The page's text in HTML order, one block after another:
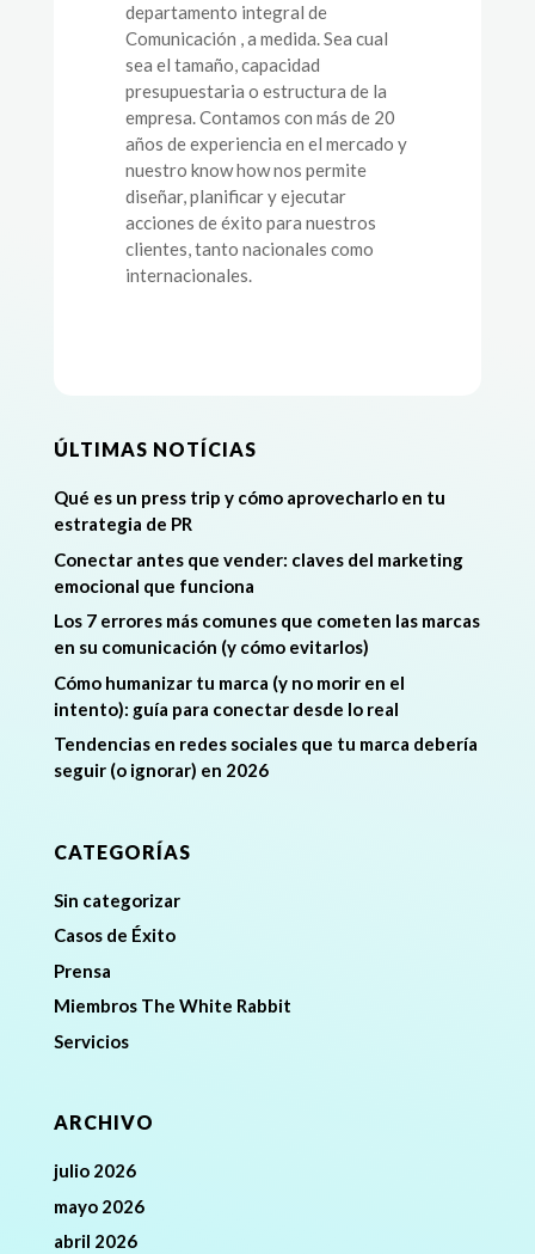
departamento integral de
Comunicación , a medida. Sea cual
sea el tamaño, capacidad
presupuestaria o estructura de la
empresa. Contamos con más de 20
años de experiencia en el mercado y
nuestro know how nos permite
diseñar, planificar y ejecutar
acciones de éxito para nuestros
clientes, tanto nacionales como
internacionales.
ÚLTIMAS NOTÍCIAS
Qué es un press trip y cómo aprovecharlo en tu
estrategia de PR
Conectar antes que vender: claves del marketing
emocional que funciona
Los 7 errores más comunes que cometen las marcas
en su comunicación (y cómo evitarlos)
Cómo humanizar tu marca (y no morir en el
intento): guía para conectar desde lo real
Tendencias en redes sociales que tu marca debería
seguir (o ignorar) en 2026
CATEGORÍAS
Sin categorizar
Casos de Éxito
Prensa
Miembros The White Rabbit
Servicios
ARCHIVO
julio 2026
mayo 2026
abril 2026